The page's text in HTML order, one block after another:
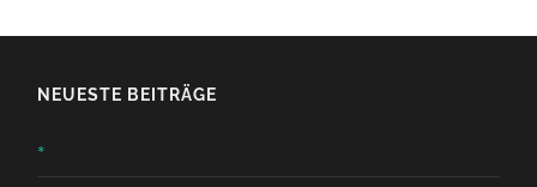
NEUESTE BEITRÄGE
*